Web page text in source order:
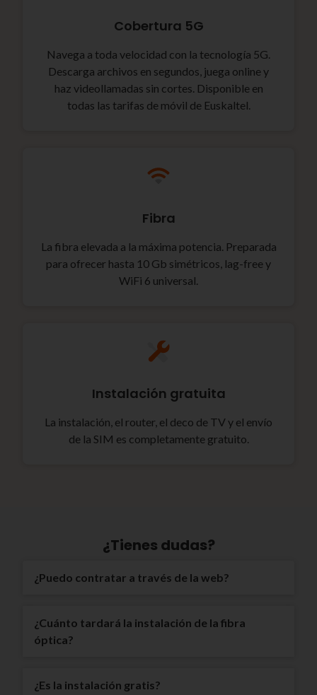
Cobertura 5G
Navega a toda velocidad con la tecnología 5G.
Descarga archivos en segundos, juega online y
haz videollamadas sin cortes. Disponible en
todas las tarifas de móvil de Euskaltel.
Fibra
La fibra elevada a la máxima potencia. Preparada
para ofrecer hasta 10 Gb simétricos, lag-free y
WiFi 6 universal.
Instalación gratuita
La instalación, el router, el deco de TV y el envío
de la SIM es completamente gratuito.
¿Tienes dudas?
¿Puedo contratar a través de la web?
¿Cuánto tardará la instalación de la fibra
óptica?
¿Es la instalación gratis?